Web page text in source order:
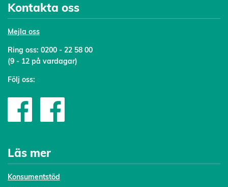
Kontakta oss
Mejl a oss
Ring oss: 0200 - 22 58 00
(9 - 12 på vardagar)
Följ oss:
Läs mer
Konsumentstöd